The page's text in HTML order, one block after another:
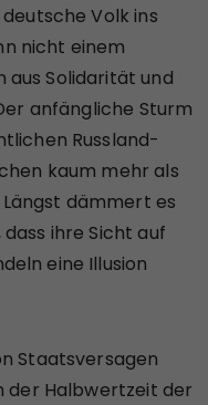
Volk ins
nicht einem
aus Solidarität und
anfängliche Sturm
Russland-
kaum mehr als
dämmert es
ihre Sicht auf
eine Illusion
Staatsversagen
der Halbwertzeit der